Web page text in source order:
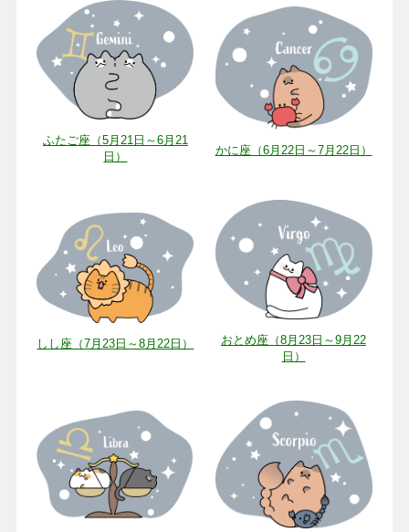
ふたご座（5月21日～6月21
日）
かに座（6月22日～7月22日）
しし座（7月23日～8月22日）
おとめ座（8月23日～9月22
日）